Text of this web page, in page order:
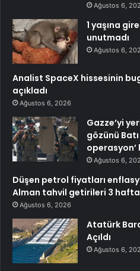
Ağustos 6,
1 yaşına
unutmadı
Ağustos 6,
Analist SpaceX hissesinin
açıkladı
Ağustos 6, 2026
Gazze’yi
gözünü
operasyon’
Ağustos 6,
Düşen petrol fiyatları
Alman tahvil getirileri 3
Ağustos 6, 2026
Atatürk
Açıldı
Ağustos 6,